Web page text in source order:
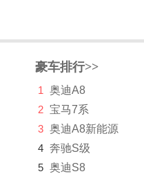
豪车排行>>
1 奥迪A8
2 宝马7系
3 奥迪A8新能源
4 奔驰S级
5 奥迪S8